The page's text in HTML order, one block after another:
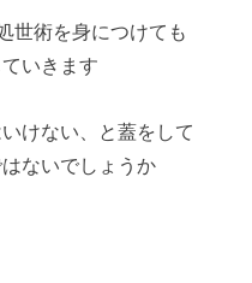
世術を身につけても
いきます
けない、と蓋をして
ないでしょうか